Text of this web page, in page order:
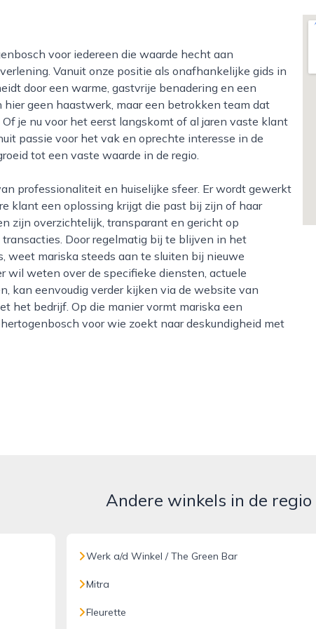
Vanuit onze positie als onafhankelijke gids in
door een warme, gastvrije benadering en een
geen haastwerk, maar een betrokken team dat
je nu voor het eerst langskomt of al jaren vaste klant
passie voor het vak en oprechte interesse in de
tot een vaste waarde in de regio.
klant een oplossing krijgt die past bij zijn of haar
zijn overzichtelijk, transparant en gericht op
Door regelmatig bij te blijven in het
weet mariska steeds aan te sluiten bij nieuwe
weten over de specifieke diensten, actuele
kan eenvoudig verder kijken via de website van
het bedrijf. Op die manier vormt mariska een
voor wie zoekt naar deskundigheid met
Andere winkels in de regio
Werk a/d Winkel / The Green Bar
Mitra
Fleurette